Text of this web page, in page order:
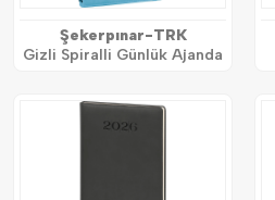
Şekerpınar-TRK
Gizli Spiralli Günlük Ajanda